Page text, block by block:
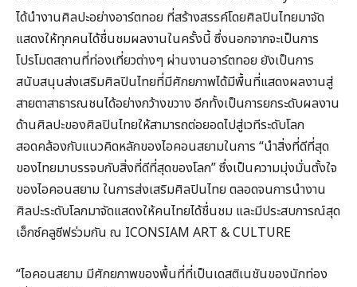
ได้นำงานศิลปะอย่างอาร์ตทอย ที่สร้างสรรค์โดยศิลปินไทยมาจัด
แสดงให้ทุกคนได้ชื่นชมผลงานในครั้งนี้ ซึ่งนอกจากจะเป็นการ
โปรโมตสถานที่ท่องเที่ยวต่างๆ ผ่านงานอาร์ตทอย ยังเป็นการ
สนับสนุนส่งเสริมศิลปินไทยที่มีศักยภาพได้มีพื้นที่แสดงผลงานสู่
สายตาสาธารณชนได้อย่างกว้างขวาง อีกทั้งเป็นการยกระดับผลงาน
ด้านศิลปะของศิลปินไทยให้สามารถต่อยอดไปสู่เวทีระดับโลก
สอดคล้องกับแนวคิดหลักของไอคอนสยามในการ “นำสิ่งที่ดีที่สุด
ของไทยมาบรรจบกับสิ่งที่ดีที่สุดของโลก” ซึ่งเป็นความมุ่งมั่นตั้งใจ
ของไอคอนสยาม ในการส่งเสริมศิลปินไทย ตลอดจนการนำงาน
ศิลปะระดับโลกมาจัดแสดงให้คนไทยได้ชื่นชม และมีประสบการณ์สุด
เอ็กซ์คลูซีฟร่วมกัน ณ ICONSIAM ART & CULTURE
“ไอคอนสยาม มีศักยภาพของพื้นที่ที่เป็นเดสติเนชันของนักท่อง